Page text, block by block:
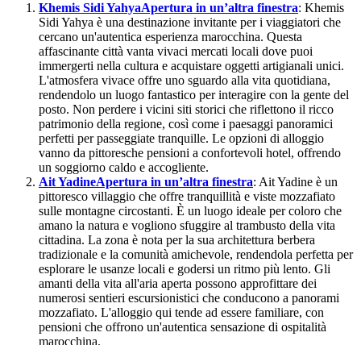
Khemis Sidi YahyaApertura in un’altra finestra: Khemis
Sidi Yahya è una destinazione invitante per i viaggiatori che
cercano un'autentica esperienza marocchina. Questa
affascinante città vanta vivaci mercati locali dove puoi
immergerti nella cultura e acquistare oggetti artigianali unici.
L'atmosfera vivace offre uno sguardo alla vita quotidiana,
rendendolo un luogo fantastico per interagire con la gente del
posto. Non perdere i vicini siti storici che riflettono il ricco
patrimonio della regione, così come i paesaggi panoramici
perfetti per passeggiate tranquille. Le opzioni di alloggio
vanno da pittoresche pensioni a confortevoli hotel, offrendo
un soggiorno caldo e accogliente.
Ait YadineApertura in un’altra finestra: Ait Yadine è un
pittoresco villaggio che offre tranquillità e viste mozzafiato
sulle montagne circostanti. È un luogo ideale per coloro che
amano la natura e vogliono sfuggire al trambusto della vita
cittadina. La zona è nota per la sua architettura berbera
tradizionale e la comunità amichevole, rendendola perfetta per
esplorare le usanze locali e godersi un ritmo più lento. Gli
amanti della vita all'aria aperta possono approfittare dei
numerosi sentieri escursionistici che conducono a panorami
mozzafiato. L'alloggio qui tende ad essere familiare, con
pensioni che offrono un'autentica sensazione di ospitalità
marocchina.